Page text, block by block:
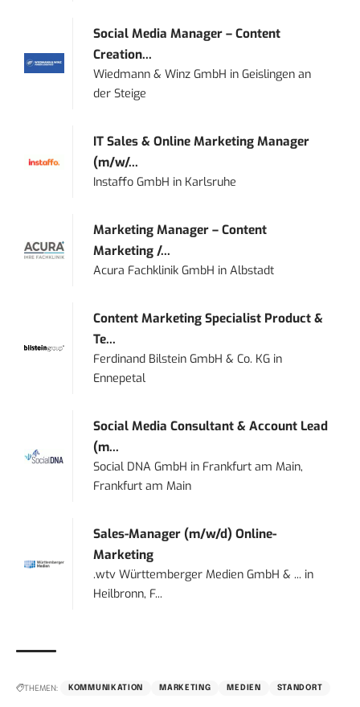
Social Media Manager – Content
Creation...
Wiedmann & Winz GmbH inGeislingen an
der Steige
IT Sales & Online Marketing Manager
(m/w/...
Instaffo GmbH in Karlsruhe
Marketing Manager – Content
Marketing /...
Acura Fachklinik GmbH inAlbstadt
Content Marketing Specialist Product &
Te...
Ferdinand Bilstein GmbH & Co. KG in
Ennepetal
Social Media Consultant & Account Lead
(m...
Social DNA GmbH in Frankfurt am Main,
Frankfurt am Main
Sales-Manager (m/w/d) Online-
Marketing
.wtv Württemberger Medien GmbH & ... in
Heilbronn, F...
THEMEN: KOMMUNIKATION MARKETING MEDIEN STANDORT